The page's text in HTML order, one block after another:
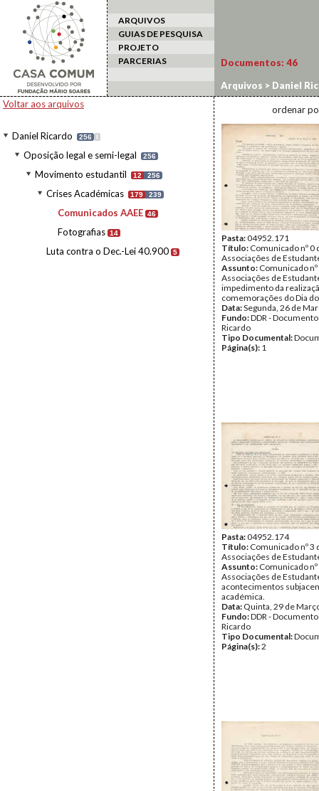
ARQUIVOS
GUIAS DE PESQUISA
PROJETO
PARCERIAS
Voltar aos arquivos
Daniel Ricardo 256 I
Oposição legal e semi-legal 256
Movimento estudantil 12 256
Crises Académicas 179 239
Comunicados AAEE 46
Fotografias 14
Luta contra o Dec.-Lei 40.900 5
Documentos: 46
Arquivos > Daniel
Comunicados AAEE
ordenar
Pasta:04952.171
Título: Comunicado nº 0
Associações de
Assunto: Comunicado nº
Associações de
impedimento da
comemorações do Dia
Data:Segunda, 26 de
Fundo:DDR -
Ricardo
Tipo Documental:
Página(s): 1
Pasta:04952.174
Título: Comunicado nº 3
Associações de
Assunto: Comunicado nº
Associações de
acontecimentos
académica.
Data: Quinta, 29 de
Fundo:DDR -
Ricardo
Tipo Documental:
Página(s):2